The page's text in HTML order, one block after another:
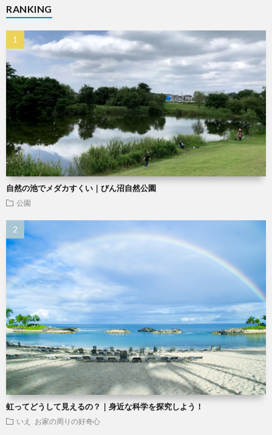
RANKING
自然の池でメダカすくい｜びん沼自然公園
公園
虹ってどうして見えるの？｜身近な科学を探究しよう！
いえ お家の周りの好奇心